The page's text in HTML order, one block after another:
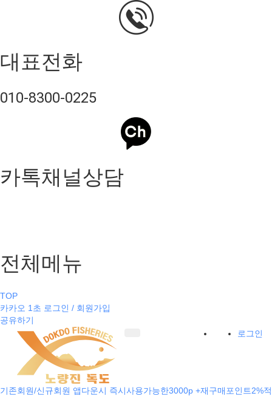
대표전화
010-8300-0225
카톡채널상담
전체메뉴
TOP
카카오 1초 로그인 / 회원가입
공유하기
로그인
기존회원/신규회원 앱다운시 즉시사용가능한3000p +재구매포인트2%적